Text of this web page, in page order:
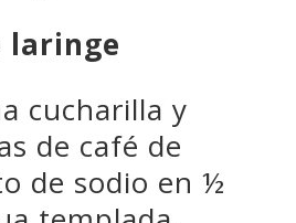
laringe
cucharilla y
de café de
de sodio en ½